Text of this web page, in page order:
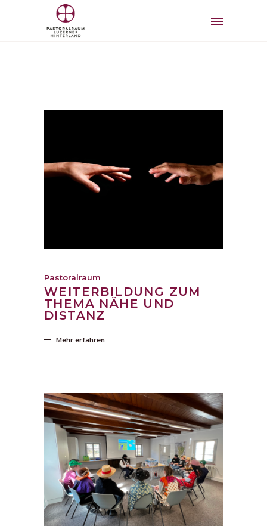
Pastoralraum
WEITERBILDUNG ZUM
THEMA NÄHE UND
DISTANZ
Mehr erfahren